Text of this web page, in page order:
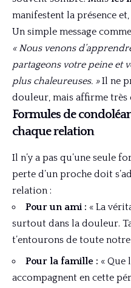
manifestent la présence
Un simple message
« Nous venons
partageons votre peine et
plus chaleureuses. »Il ne
douleur, mais affirme très
Formules de
chaque relation
Il n’y a pas qu’une seule
perte d’un proche doit
relation :
Pour un ami : « La
surtout dans la douleur.
t’entourons de toute
Pour la famille : « Que
accompagnent en cette